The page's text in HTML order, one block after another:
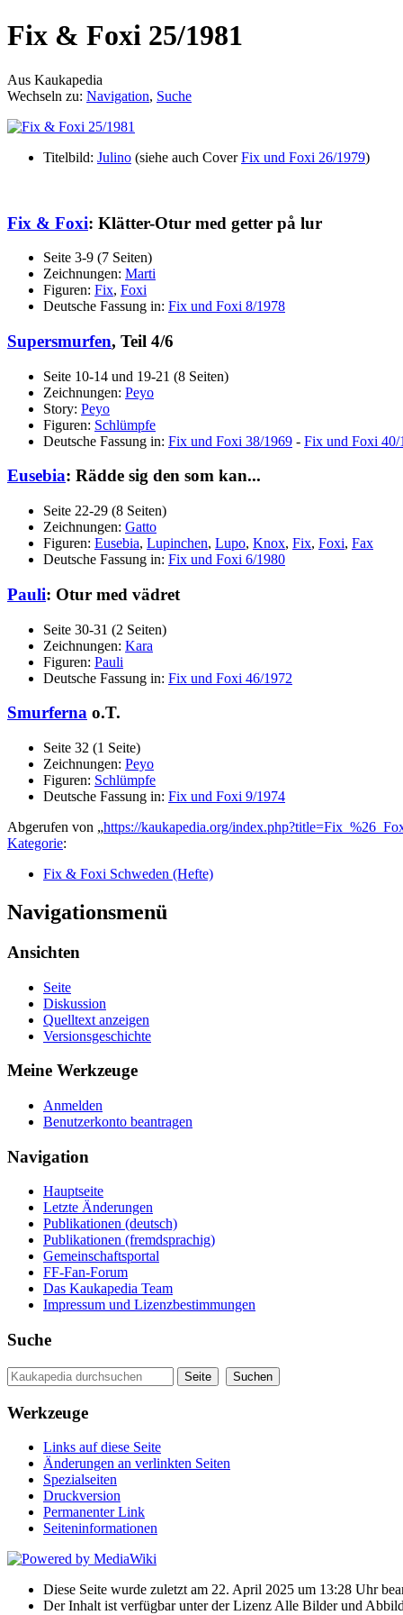
Fix & Foxi 25/1981
Aus Kaukapedia
Wechseln zu: Navigation, Suche
Titelbild: Julino (siehe auch CoverFix und Foxi 26/1979)
Fix & Foxi: Klätter-Otur med getter på lur
Seite 3-9 (7 Seiten)
Zeichnungen: Marti
Figuren: Fix, Foxi
Deutsche Fassung in: Fix und Foxi 8/1978
Supersmurfen, Teil 4/6
Seite 10-14 und 19-21 (8 Seiten)
Zeichnungen: Peyo
Story: Peyo
Figuren: Schlümpfe
Deutsche Fassung in: Fix und Foxi 38/1969 - Fix und Foxi 40/
Eusebia: Rädde sig den som kan...
Seite 22-29 (8 Seiten)
Zeichnungen: Gatto
Figuren: Eusebia, Lupinchen, Lupo, Knox, Fix, Foxi, Fax
Deutsche Fassung in: Fix und Foxi 6/1980
Pauli: Otur med vädret
Seite 30-31 (2 Seiten)
Zeichnungen: Kara
Figuren: Pauli
Deutsche Fassung in: Fix und Foxi 46/1972
Smurferna o.T.
Seite 32 (1 Seite)
Zeichnungen: Peyo
Figuren: Schlümpfe
Deutsche Fassung in: Fix und Foxi 9/1974
Abgerufen von „https://kaukapedia.org/
Kategorie:
Fix & Foxi Schweden (Hefte)
Navigationsmenü
Ansichten
Seite
Diskussion
Quelltext anzeigen
Versionsgeschichte
Meine Werkzeuge
Anmelden
Benutzerkonto beantragen
Navigation
Hauptseite
Letzte Änderungen
Publikationen (deutsch)
Publikationen (fremdsprachig)
Gemeinschaftsportal
FF-Fan-Forum
Das Kaukapedia Team
Impressum und Lizenzbestimmungen
Suche
Werkzeuge
Links auf diese Seite
Änderungen an verlinkten Seiten
Spezialseiten
Druckversion
Permanenter Link
Seiten­informationen
Diese Seite wurde zuletzt am 22. April 2025 um 13:28 Uhr
Der Inhalt ist verfügbar unter der Lizenz Alle Bilder und